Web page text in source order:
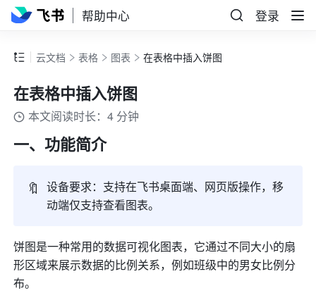
帮助中心 登录
云文档 表格 图表 在表格中插入饼图
在表格中插入饼图
本文阅读时长：4 分钟
一、功能简介
🔖 设备要求： 支持在飞书桌面端、网页版操作，移
动端仅支持查看图表。
饼图是一种常用的数据可视化图表，它通过不同大小的扇
形区域来展示数据的比例关系，例如班级中的男女比例分
布。